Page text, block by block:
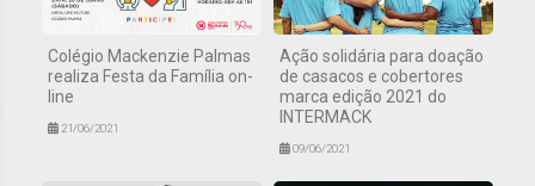
Colégio Mackenzie Palmas
realiza Festa da Família on-
line
21/06/2021
Ação solidária para doação
de casacos e cobertores
marca edição 2021 do
INTERMACK
09/06/2021